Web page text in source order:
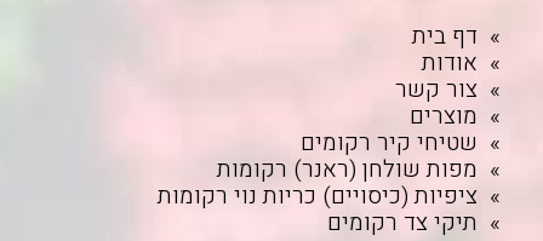
דף בית
אודות
צור קשר
מוצרים
שטיחי קיר רקומים
מפות שולחן (ראנר) רקומות
ציפיות (כיסויים) כריות נוי רקומות
תיקי צד רקומים